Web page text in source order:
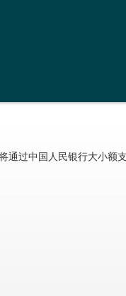
过中国人民银行大小额